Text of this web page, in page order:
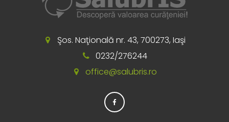
Şos. Naţională nr. 43, 700273, Iaşi
0232/276244
office@salubris.ro